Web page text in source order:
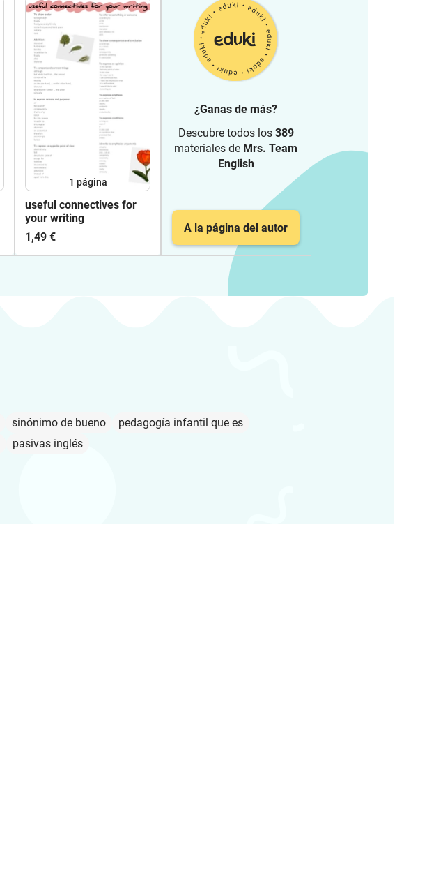
1 página
useful connectives for
your writing
1,49 €
¿Ganas de más?
Descubre todos los 389
materiales de Mrs. Team
English
A la página del autor
sinónimo de bueno
pedagogía infantil que es
pasivas inglés